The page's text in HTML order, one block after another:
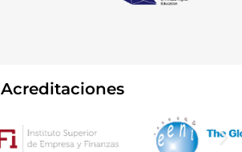
Acreditaciones